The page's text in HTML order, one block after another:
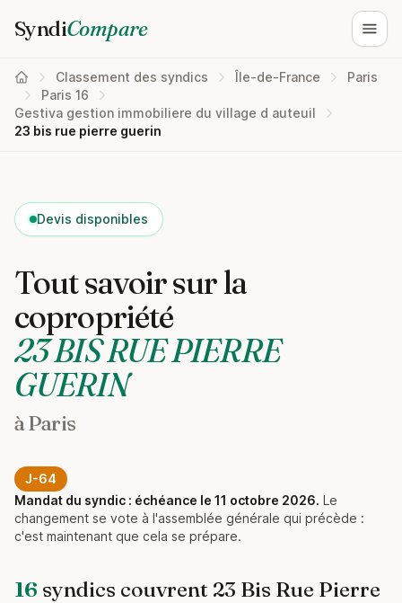
SyndiCompare
Classement des syndics Île-de-France
Paris
Paris 16
Gestiva gestion immobiliere du village d auteuil
23 bis rue pierre guerin
Devis disponibles
Tout savoir sur la
copropriété
23 BIS RUE PIERRE
GUERIN
à Paris
J-64
Mandat du syndic : échéance le 11 octobre 2026. Le
changement se vote à l'assemblée générale qui précède :
c'est maintenant que cela se prépare.
16 syndics couvrent 23 Bis Rue Pierre